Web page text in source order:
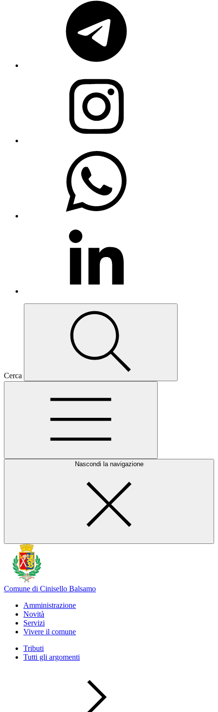
Cerca
Nascondi la navigazione
Comune di Cinisello Balsamo
Amministrazione
Novità
Servizi
Vivere il comune
Tributi
Tutti gli argomenti